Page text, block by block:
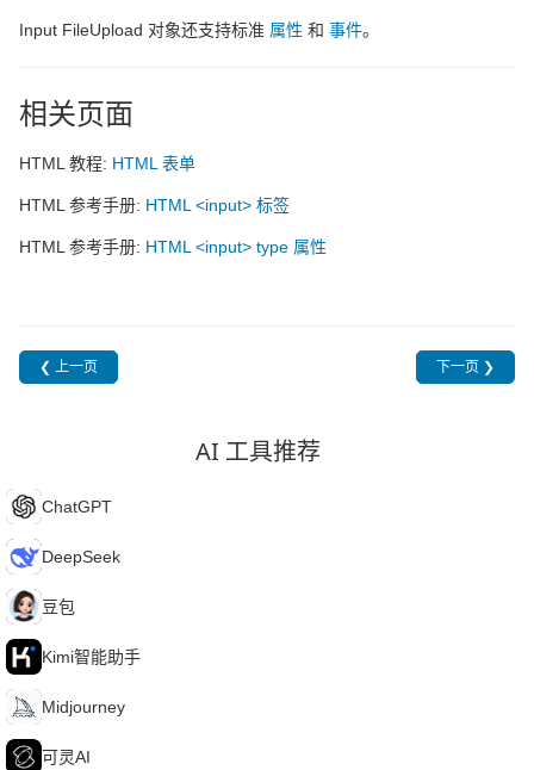
Input FileUpload 对象还支持标准 属性 和 事件。
相关页面
HTML 教程: HTML 表单
HTML 参考手册: HTML <input> 标签
HTML 参考手册: HTML <input> type 属性
❮ 上一页 下一页 ❯
AI 工具推荐
C ChatGPT
D DeepSeek
豆 豆包
K Kimi智能助手
M Midjourney
可 可灵AI